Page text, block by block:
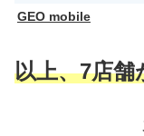
GEO mobile
以上、7店